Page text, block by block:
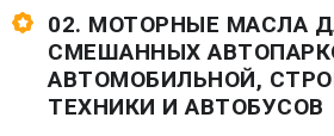
02. МОТОРНЫЕ МАСЛА
СМЕШАННЫХ
АВТОМОБИЛЬНОЙ,
ТЕХНИКИ И АВТОБУСОВ